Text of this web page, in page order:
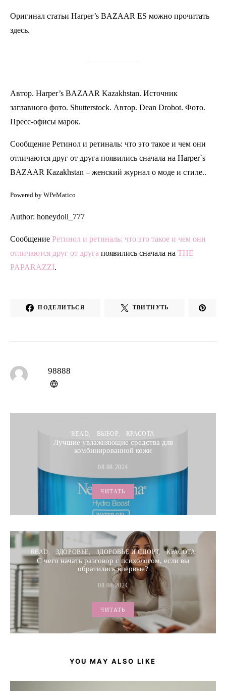
Оригинал статьи Harper’s BAZAAR ES можно прочитать
здесь.
Автор. Harper’s BAZAAR Kazakhstan. Источник
заглавного фото. Shutterstock. Автор. Dean Drobot. Фото.
Пресс-офисы марок.
Сообщение Ретинол и ретиналь: что это такое и чем они
отличаются друг от друга появились сначала на Harper`s
BAZAAR Kazakhstan – женский журнал о моде и стиле..
Powered by WPeMatico
Author: honeydoll_777
Сообщение Ретинол и ретиналь: что это такое и чем они
отличаются друг от друга появились сначала на THE
PAPARAZZI.
ПОДЕЛИТЬСЯ ТВИТНУТЬ
98888
READ ВЫБОР КРАСОТА
Лучшие увлажняющие средства для
комбинированной кожи
08.08.2024
ЧИТАТЬ
READ ЗДОРОВЬЕ ЗДОРОВЬЕ И СПОРТ КРАСОТА
C чего начать разговор с психологом, если вы
обратились впервые?
08.08.2024
ЧИТАТЬ
YOU MAY ALSO LIKE